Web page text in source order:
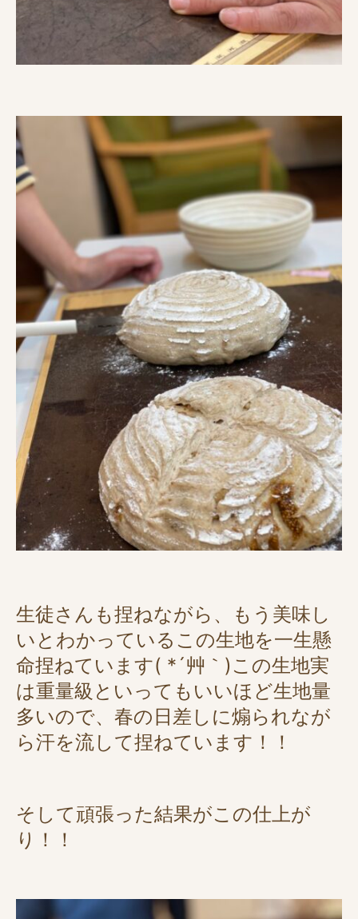
生徒さんも捏ねながら、もう美味し
いとわかっているこの生地を一生懸
命捏ねています( *´艸｀)この生地実
は重量級といってもいいほど生地量
多いので、春の日差しに煽られなが
ら汗を流して捏ねています！！
そして頑張った結果がこの仕上が
り！！